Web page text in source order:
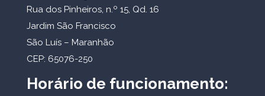
Rua dos Pinheiros, n.º 15, Qd. 16
Jardim São Francisco
São Luís – Maranhão
CEP: 65076-250
Horário de funcionamento: